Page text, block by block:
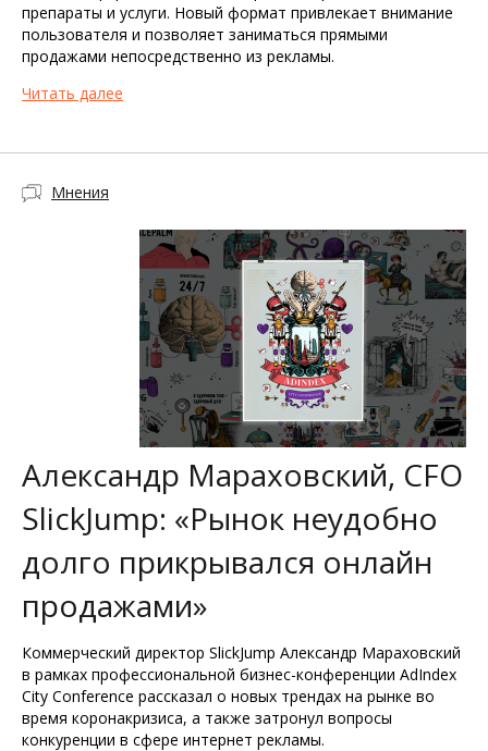
препараты и услуги. Новый формат привлекает внимание
пользователя и позволяет заниматься прямыми
продажами непосредственно из рекламы.
Читать далее
Мнения
Александр Мараховский, CFO
SlickJump: «Рынок неудобно
долго прикрывался онлайн
продажами»
Коммерческий директор SlickJump Александр Мараховский
в рамках профессиональной бизнес-конференции AdIndex
City Conference рассказал о новых трендах на рынке во
время коронакризиса, а также затронул вопросы
конкуренции в сфере интернет рекламы.